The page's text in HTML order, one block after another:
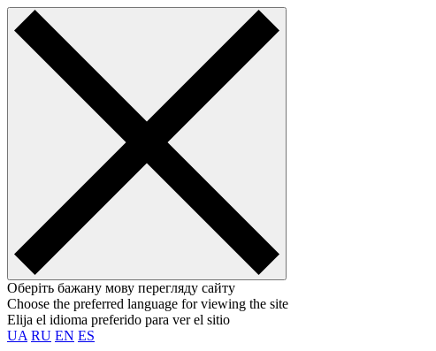
Оберіть бажану мову перегляду сайту
Choose the preferred language for viewing the site
Elija el idioma preferido para ver el sitio
UA RU EN ES